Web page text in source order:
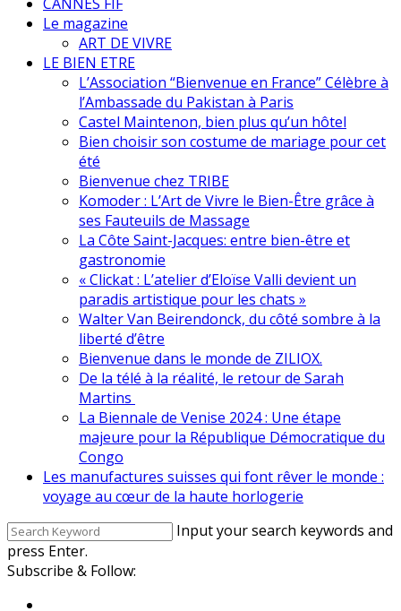
Le magazine
ART DE VIVRE
LE BIEN ETRE
L’Association “Bienvenue en France” Célèbre à
l’Ambassade du Pakistan à Paris
Castel Maintenon, bien plus qu’un hôtel
Bien choisir son costume de mariage pour cet
été
Bienvenue chez TRIBE
Komoder : L’Art de Vivre le Bien-Être grâce à
ses Fauteuils de Massage
La Côte Saint-Jacques: entre bien-être et
gastronomie
« Clickat : L’atelier d’Eloïse Valli devient un
paradis artistique pour les chats »
Walter Van Beirendonck, du côté sombre à la
liberté d’être
Bienvenue dans le monde de ZILIOX.
De la télé à la réalité, le retour de Sarah
Martins
La Biennale de Venise 2024 : Une étape
majeure pour la République Démocratique du
Congo
Les manufactures suisses qui font rêver le monde :
voyage au cœur de la haute horlogerie
Input your search keywords and
press Enter.
Subscribe & Follow: